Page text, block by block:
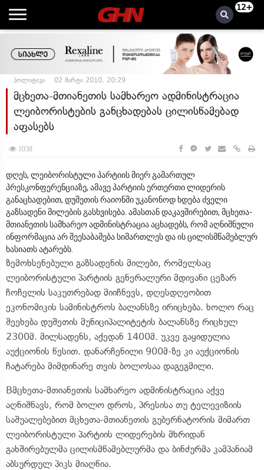
12+
პოლიტიკა 02 მარტი 2010, 20:29
მცხეთა-მთიანეთის სამხარეო ადმინისტრაცია
ლეიბორისტების განცხადებას ცილისწამებად
აფასებს
1038
დღეს, ლეიბორისტული პარტიის მიერ გამართულ
პრესკონფერენციაზე, ამავე პარტიის ერთერთი ლიდერის
განაცხადებით, დუშეთის რაიონში უკანონოდ ხდება ძველი
გაზსადენი მილების გასხვისება. ამასთან დაკავშირებით, მცხეთა-
მთიანეთის სამხარეო ადმინისტრაცია აცხადებს, რომ აღნიშნული
ინფორმაცია არ შეესაბამება სიმართლეს და ის ცილისმწამებლურ
ხასიათს ატარებს.
ზემოხსენებული გაზსადენის მილები, რომელსაც
ლეიბორისტული პარტიის გენერალური მდივანი ცეზარ
ჩოჩელის საკუთრებად მიიჩნევს, დღესდღეობით
ეკონომიკის სამინისტროს ბალანსზე ირიცხება. ხოლო რაც
შეეხება დუშეთის მუნიციპალიტეტის ბალანსზე რიცხულ
2300მ. მილსადენს, აქედან 1400მ. უკვე გაყიდულია
აუქციონის წესით. დანარჩენილი 900მ-ზე კი აუქციონის
ჩატარება მიმდინარე თვის ბოლოსაა დაგეგმილი.
Bმცხეთა-მთიანეთის სამხარეო ადმინისტრაცია აქვე
აღნიშნავს, რომ ბოლო დროს, პრესისა თუ ტელევიზიის
საშუალებებით მცხეთა-მთიანეთის გუბერნატორის მიმართ
ლეიბორისტული პარტიის ლიდერების მხრიდან
გახშირებულმა ცილისმწამებლურმა და ბინძურმა კამპანიამ
აბსურდულ პიკს მიაღწია.